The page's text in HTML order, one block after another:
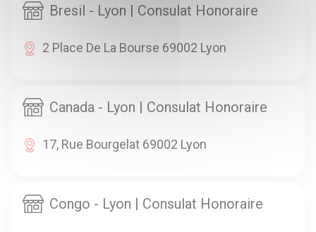
Bresil - Lyon | Consulat Honoraire
2 Place De La Bourse 69002 Lyon
Canada - Lyon | Consulat Honoraire
17, Rue Bourgelat 69002 Lyon
Congo - Lyon | Consulat Honoraire